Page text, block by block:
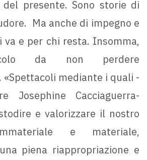
presente. Sono storie di
Ma anche di impegno e
va e per chi resta. Insomma,
da non perdere
mediante i quali -
Josephine Cacciaguerra-
e valorizzare il nostro
e materiale,
piena riappropriazione e